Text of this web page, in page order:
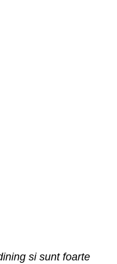
si sunt foarte